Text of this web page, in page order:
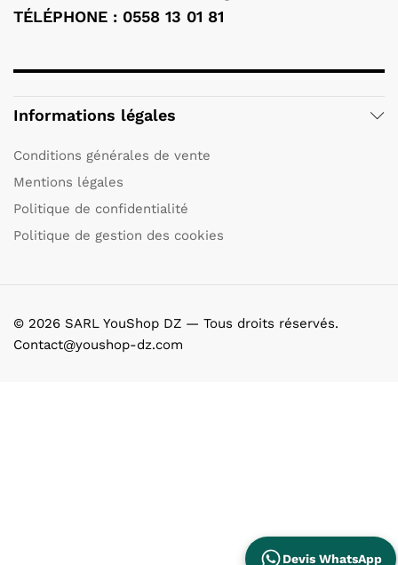
TÉLÉPHONE : 0558 13 01 81
Informations légales
Conditions générales de vente
Mentions légales
Politique de confidentialité
Politique de gestion des cookies
© 2026 SARL YouShop DZ — Tous droits réservés.
Contact@youshop-dz.com
Devis WhatsApp